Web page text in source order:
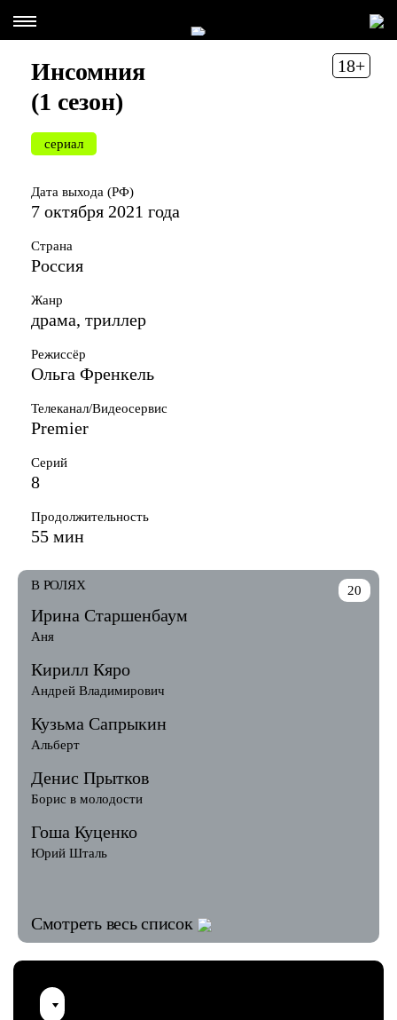
18+
Инсомния
(1 сезон)
сериал
Дата выхода (РФ)
7 октября 2021 года
Страна
Россия
Жанр
драма, триллер
Режиссёр
Ольга Френкель
Телеканал/Видеосервис
Premier
Серий
8
Продолжительность
55 мин
20
В РОЛЯХ
Ирина Старшенбаум
Аня
Кирилл Кяро
Андрей Владимирович
Кузьма Сапрыкин
Альберт
Денис Прытков
Борис в молодости
Гоша Куценко
Юрий Шталь
Смотреть весь список